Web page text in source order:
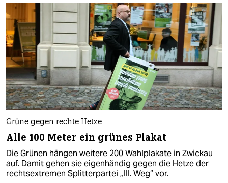
Grüne gegen rechte Hetze
Alle 100 Meter ein grünes Plakat
Die Grünen hängen weitere 200 Wahlplakate in Zwickau
auf. Damit gehen sie eigenhändig gegen die Hetze der
rechtsextremen Splitterpartei „III. Weg“ vor.